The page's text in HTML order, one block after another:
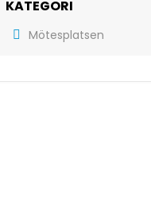
KATEGORI
Mötesplatsen